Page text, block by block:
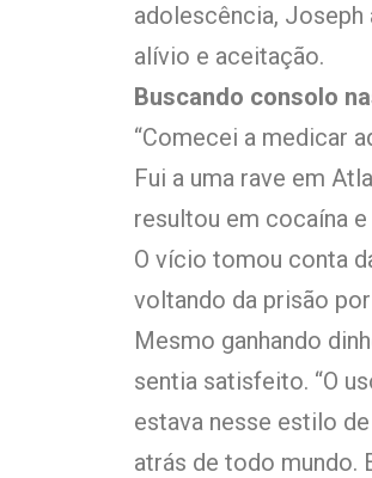
adolescência, Joseph
alívio e aceitação.
Buscando consolo
“Comecei a medicar
Fui a uma rave em
resultou em cocaína
O vício tomou conta
voltando da prisão
Mesmo ganhando
sentia satisfeito. “O
estava nesse estilo
atrás de todo mundo.